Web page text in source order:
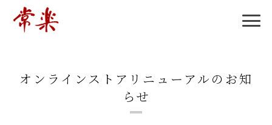
オンラインストアリニューアルのお知
らせ